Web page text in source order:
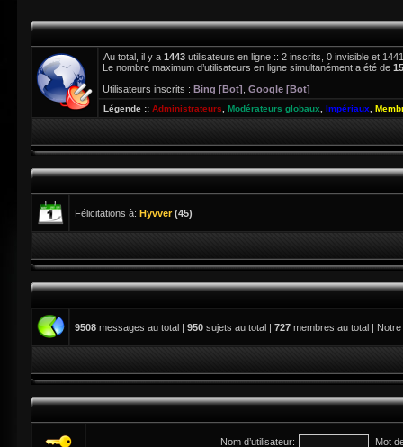
Au total, il y a 1443 utilisateurs en ligne :: 2 inscrits, 0 invisible et
Le nombre maximum d’utilisateurs en ligne simultanément a été de
Utilisateurs inscrits : Bing [Bot] Google [Bot]
Légende :: Administrateurs Modérateurs globaux Impériaux
Félicitations à: Hyvver(45)
9508 messages au total | 950 sujets au total | 727 membres au total |
Nom d’utilisateur: Mot